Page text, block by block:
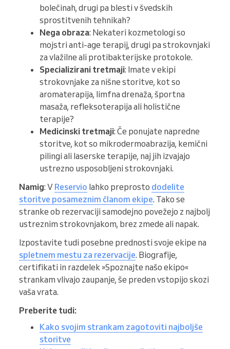
bolečinah, drugi pa blesti v švedskih
sprostitvenih tehnikah?
Nega obraza: Nekateri kozmetologi so
mojstri anti-age terapij, drugi pa strokovnjaki
za vlažilne ali protibakterijske protokole.
Specializirani tretmaji: Imate v ekipi
strokovnjake za nišne storitve, kot so
aromaterapija, limfna drenaža, športna
masaža, refleksoterapija ali holistične
terapije?
Medicinski tretmaji: Če ponujate napredne
storitve, kot so mikrodermoabrazija, kemični
pilingi ali laserske terapije, naj jih izvajajo
ustrezno usposobljeni strokovnjaki.
Namig: V Reservio lahko preprosto dodelite
storitve posameznim članom ekipe. Tako se
stranke ob rezervaciji samodejno povežejo z najbolj
ustreznim strokovnjakom, brez zmede ali napak.
Izpostavite tudi posebne prednosti svoje ekipe na
spletnem mestu za rezervacije. Biografije,
certifikati in razdelek »Spoznajte našo ekipo«
strankam vlivajo zaupanje, še preden vstopijo skozi
vaša vrata.
Preberite tudi:
Kako svojim strankam zagotoviti najboljše
storitve